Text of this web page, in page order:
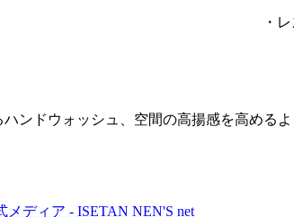
・
ンドウォッシュ、空間の高揚感を高める